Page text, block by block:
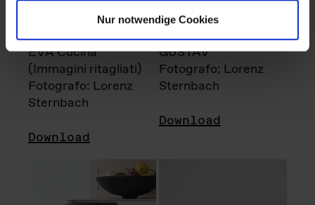
Nur notwendige Cookies
EVA Cucina
(Immagini ritagliati)
Fotografo: Lorenz
Sternbach
Download
GUSTAV
Fotografo: Lorenz
Sternbach
Download